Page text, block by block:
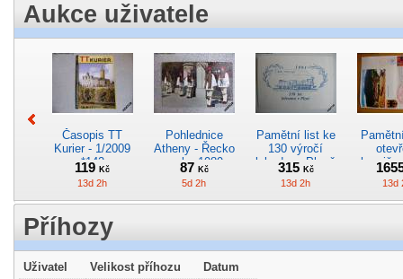
Aukce uživatele
Časopis TT
Kurier - 1/2009
*142
119Kč
13d 2h
Pohlednice
Atheny - Řecko
z roku 1989.
Nová nepoužitá
*5019
87 Kč
5d 2h
Pamětní list ke
130 výročí
lokodepa Plzeň
*2963
315 Kč
13d 2h 13d
Příhozy
Uživatel Velikost příhozu Datum